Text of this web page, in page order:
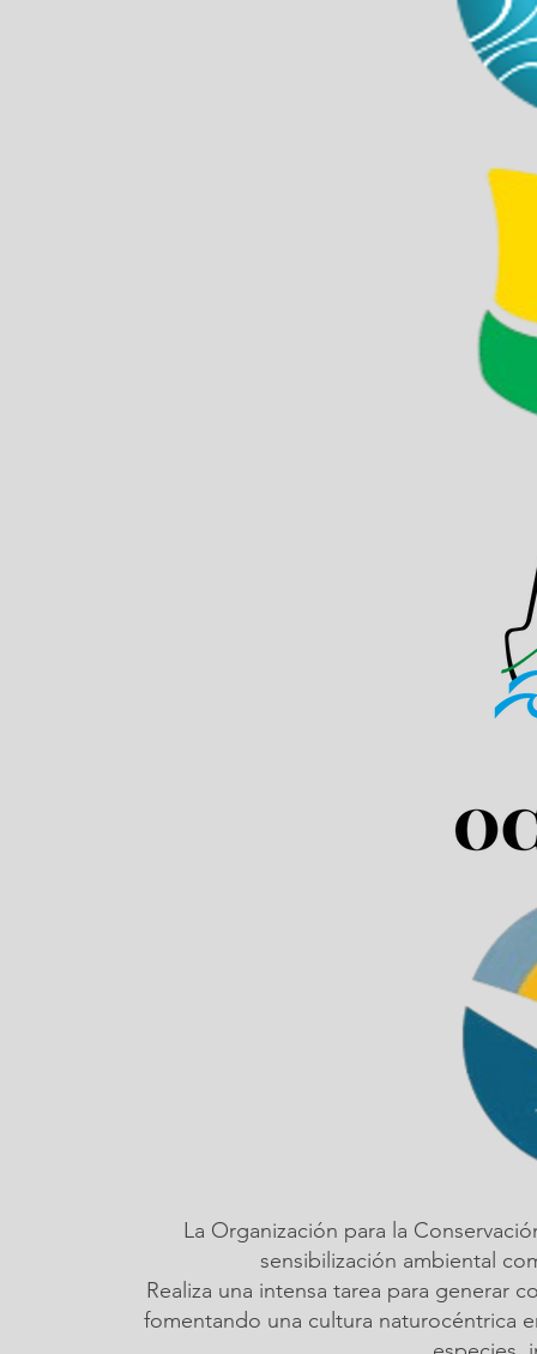
La Organización para la
sensibilización ambiental
Realiza una intensa tarea para generar
fomentando una cultura naturocéntrica